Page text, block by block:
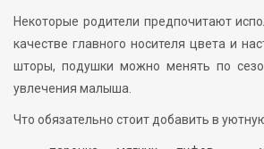
Некоторые родители предпочитают
качестве главного носителя цвета и
шторы, подушки можно менять по
увлечения малыша.
Что обязательно стоит добавить в